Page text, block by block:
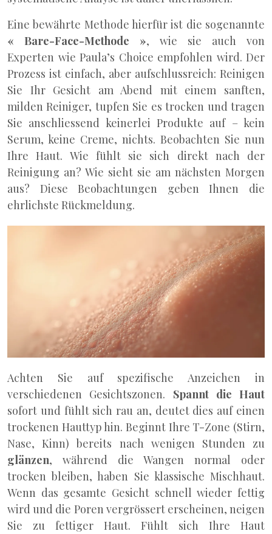
Eine bewährte Methode hierfür ist die sogenannte
« Bare-Face-Methode », wie sie auch von
Experten wie Paula’s Choice empfohlen wird. Der
Prozess ist einfach, aber aufschlussreich: Reinigen
Sie Ihr Gesicht am Abend mit einem sanften,
milden Reiniger, tupfen Sie es trocken und tragen
Sie anschliessend keinerlei Produkte auf – kein
Serum, keine Creme, nichts. Beobachten Sie nun
Ihre Haut. Wie fühlt sie sich direkt nach der
Reinigung an? Wie sieht sie am nächsten Morgen
aus? Diese Beobachtungen geben Ihnen die
ehrlichste Rückmeldung.
Achten Sie auf spezifische Anzeichen in
verschiedenen Gesichtszonen. Spannt die Haut
sofort und fühlt sich rau an, deutet dies auf einen
trockenen Hauttyp hin. Beginnt Ihre T-Zone (Stirn,
Nase, Kinn) bereits nach wenigen Stunden zu
glänzen, während die Wangen normal oder
trocken bleiben, haben Sie klassische Mischhaut.
Wenn das gesamte Gesicht schnell wieder fettig
wird und die Poren vergrössert erscheinen, neigen
Sie zu fettiger Haut. Fühlt sich Ihre Haut